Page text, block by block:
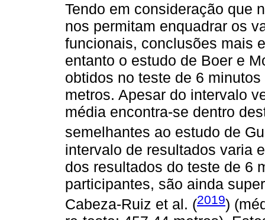
Tendo em consideração que
nos permitam enquadrar os
funcionais, conclusões mais
entanto o estudo de Boer e
obtidos no teste de 6
metros. Apesar do intervalo
média encontra-se dentro
semelhantes ao estudo de
intervalo de resultados varia
dos resultados do teste de 6
participantes, são ainda
Cabeza-Ruiz et al. (2019)